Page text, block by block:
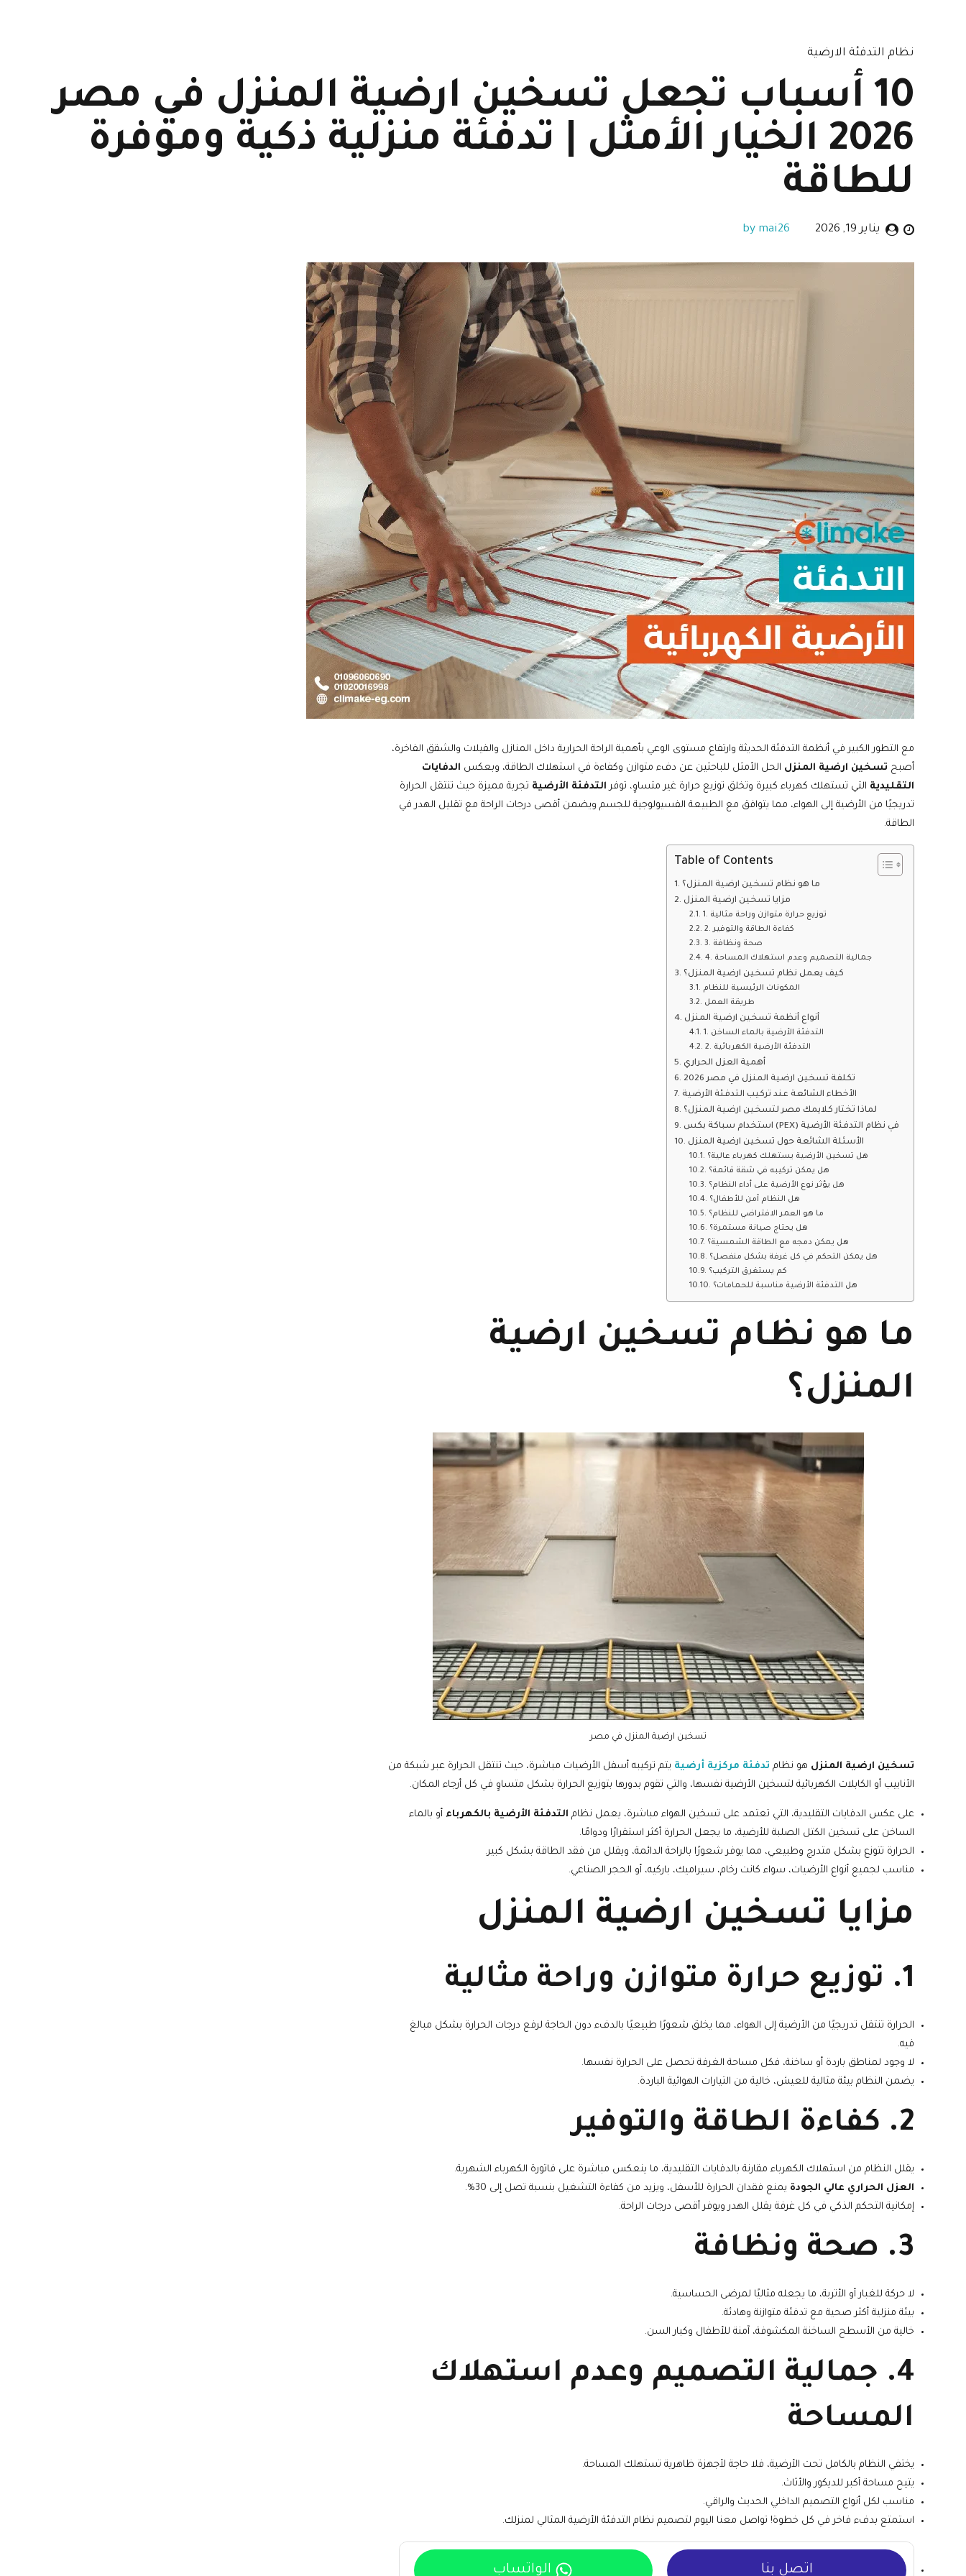
نظام التدفئة الارضية
10 أسباب تجعل تسخين ارضية المنزل في مصر
2026 الخيار الأمثل | تدفئة منزلية ذكية وموفرة
للطاقة
يناير 19, 2026 by mai26
مع التطور الكبير في أنظمة التدفئة الحديثة وارتفاع مستوى الوعي بأهمية الراحة الحرارية داخل المنازل والفيلات والشقق الفاخرة،
أصبح تسخين ارضية المنزل الحل الأمثل للباحثين عن دفء متوازن وكفاءة في استهلاك الطاقة، وبعكس الدفايات
التقليدية التي تستهلك كهرباء كبيرة وتخلق توزيع حرارة غير متساوٍ، توفر التدفئة الأرضية تجربة مميزة حيث تنتقل الحرارة
تدريجيًا من الأرضية إلى الهواء، مما يتوافق مع الطبيعة الفسيولوجية للجسم ويضمن أقصى درجات الراحة مع تقليل الهدر في
الطاقة.
Table of Contents
ما هو نظام تسخين ارضية المنزل؟
مزايا تسخين ارضية المنزل
1. توزيع حرارة متوازن وراحة مثالية
2. كفاءة الطاقة والتوفير
3. صحة ونظافة
4. جمالية التصميم وعدم استهلاك المساحة
كيف يعمل نظام تسخين ارضية المنزل؟
المكونات الرئيسية للنظام
طريقة العمل
أنواع أنظمة تسخين ارضية المنزل
1. التدفئة الأرضية بالماء الساخن
2. التدفئة الأرضية الكهربائية
أهمية العزل الحراري
تكلفة تسخين ارضية المنزل في مصر 2026
الأخطاء الشائعة عند تركيب التدفئة الأرضية
لماذا تختار كلايمك مصر لتسخين ارضية المنزل؟
استخدام سباكة بكس (PEX) في نظام التدفئة الأرضية
الأسئلة الشائعة حول تسخين ارضية المنزل
هل تسخين الأرضية يستهلك كهرباء عالية؟
هل يمكن تركيبه في شقة قائمة؟
هل يؤثر نوع الأرضية على أداء النظام؟
هل النظام آمن للأطفال؟
ما هو العمر الافتراضي للنظام؟
هل يحتاج صيانة مستمرة؟
هل يمكن دمجه مع الطاقة الشمسية؟
هل يمكن التحكم في كل غرفة بشكل منفصل؟
كم يستغرق التركيب؟
هل التدفئة الأرضية مناسبة للحمامات؟
ما هو نظام تسخين ارضية
المنزل؟
تسخين ارضية المنزل في مصر
تسخين ارضية المنزل هو نظام تدفئة مركزية أرضية يتم تركيبه أسفل الأرضيات مباشرة، حيث تنتقل الحرارة عبر شبكة من
الأنابيب أو الكابلات الكهربائية لتسخين الأرضية نفسها، والتي تقوم بدورها بتوزيع الحرارة بشكل متساوٍ في كل أرجاء المكان.
على عكس الدفايات التقليدية، التي تعتمد على تسخين الهواء مباشرة، يعمل نظام التدفئة الأرضية بالكهرباء أو بالماء
الساخن على تسخين الكتل الصلبة للأرضية، ما يجعل الحرارة أكثر استقرارًا ودوامًا.
الحرارة تتوزع بشكل متدرج وطبيعي، مما يوفر شعورًا بالراحة الدائمة، ويقلل من فقد الطاقة بشكل كبير.
مناسب لجميع أنواع الأرضيات، سواء كانت رخام، سيراميك، باركيه، أو الحجر الصناعي.
مزايا تسخين ارضية المنزل
1. توزيع حرارة متوازن وراحة مثالية
الحرارة تنتقل تدريجيًا من الأرضية إلى الهواء، مما يخلق شعورًا طبيعيًا بالدفء دون الحاجة لرفع درجات الحرارة بشكل مبالغ
فيه.
لا وجود لمناطق باردة أو ساخنة، فكل مساحة الغرفة تحصل على الحرارة نفسها.
يضمن النظام بيئة مثالية للعيش، خالية من التيارات الهوائية الباردة.
2. كفاءة الطاقة والتوفير
يقلل النظام من استهلاك الكهرباء مقارنة بالدفايات التقليدية، ما ينعكس مباشرة على فاتورة الكهرباء الشهرية.
العزل الحراري عالي الجودة يمنع فقدان الحرارة للأسفل، ويزيد من كفاءة التشغيل بنسبة تصل إلى 30%.
إمكانية التحكم الذكي في كل غرفة يقلل الهدر ويوفر أقصى درجات الراحة.
3. صحة ونظافة
لا حركة للغبار أو الأتربة، ما يجعله مثاليًا لمرضى الحساسية.
بيئة منزلية أكثر صحية مع تدفئة متوازنة وهادئة.
خالية من الأسطح الساخنة المكشوفة، آمنة للأطفال وكبار السن.
4. جمالية التصميم وعدم استهلاك
المساحة
يختفي النظام بالكامل تحت الأرضية، فلا حاجة لأجهزة ظاهرية تستهلك المساحة.
يتيح مساحة أكبر للديكور والأثاث.
مناسب لكل أنواع التصميم الداخلي الحديث والراقي.
استمتع بدفء فاخر في كل خطوة! تواصل معنا اليوم لتصميم نظام التدفئة الأرضية المثالي لمنزلك.
اتصل بنا الواتساب